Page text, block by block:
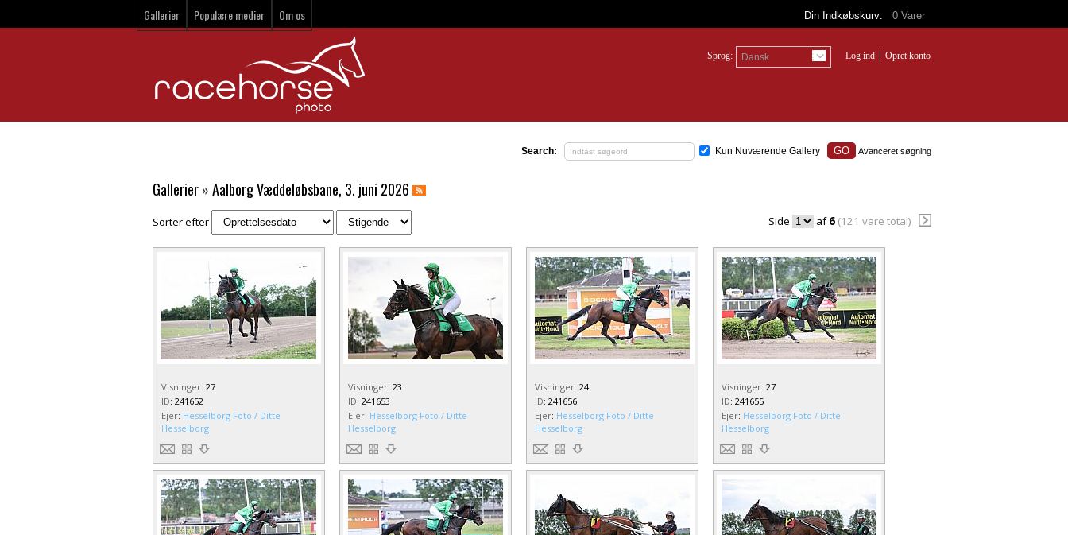
Din Indkøbskurv: 0 Varer
Gallerier Populære medier Om os
Dansk
Sprog: Log ind Opret konto
Search: Kun Nuværende Gallery Avanceret søgning
Gallerier»Aalborg Væddeløbsbane, 3. juni 2026
Sorter efter Side af6 (121 vare total)
Visninger: 27
ID: 241652
Ejer: Hesselborg Foto / Ditte
Hesselborg
Visninger: 23
ID: 241653
Ejer: Hesselborg Foto / Ditte
Hesselborg
Visninger: 24
ID: 241656
Ejer: Hesselborg Foto / Ditte
Hesselborg
Visninger: 27
ID: 241655
Ejer: Hesselborg Foto / Ditte
Hesselborg